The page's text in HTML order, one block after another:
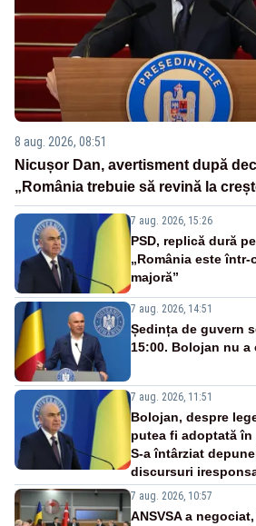
8 aug. 2026, 08:51
Nicușor Dan, avertisment după
„România trebuie să revină la
7 aug. 2026, 15:26
PSD, replică dură
„România este
majoră”
7 aug. 2026, 14:51
Ședința de guvern
15:00. Bolojan nu
7 aug. 2026, 11:51
Bolojan, despre
putea fi adoptată în
S-a întârziat
discursuri
7 aug. 2026, 10:57
ANSVSA a